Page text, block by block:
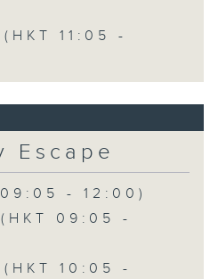
11:05 -
Escape
- 12:00)
(HKT 09:05 -
(HKT 10:05 -